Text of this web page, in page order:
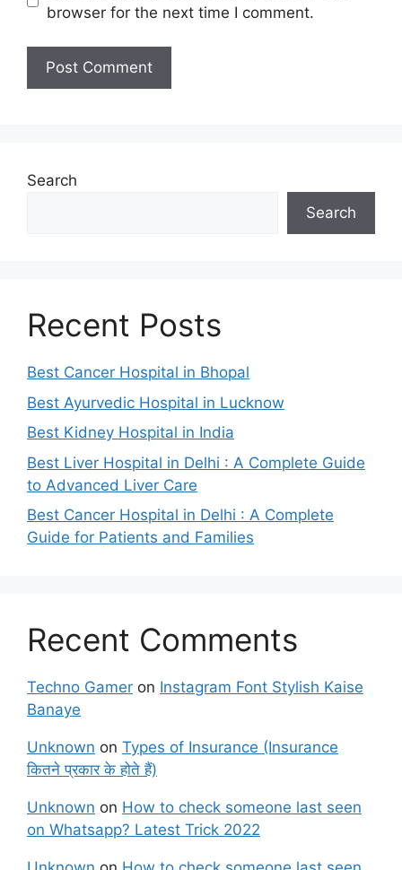
browser for the next time I comment.
Search
Search
Recent Posts
Best Cancer Hospital in Bhopal
Best Ayurvedic Hospital in Lucknow
Best Kidney Hospital in India
Best Liver Hospital in Delhi : A Complete Guide
to Advanced Liver Care
Best Cancer Hospital in Delhi : A Complete
Guide for Patients and Families
Recent Comments
Techno Gamer on Instagram Font Stylish Kaise
Banaye
Unknown on Types of Insurance (Insurance
कितने प्रकार के होते हैं)
Unknown on How to check someone last seen
on Whatsapp? Latest Trick 2022